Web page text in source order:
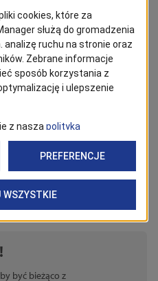
r
application/pdf Pobierz
być bieżąco z